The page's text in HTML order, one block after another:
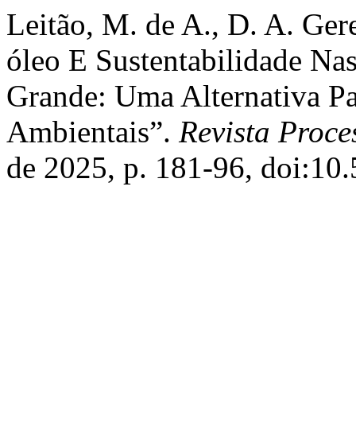
Leitão, M. de A., D. A.
óleo E Sustentabilidade
Grande: Uma Alternativa
Ambientais”. Revista
de 2025, p. 181-96,